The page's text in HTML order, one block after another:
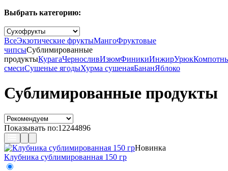
Выбрать категорию:
ВсеЭкзотические фруктыМангоФруктовые
чипсыСублимированные
продуктыКурагаЧерносливИзюмФиникиИнжирУрюк
смесиСушеные ягодыХурма сушенаяБананЯблоко
Сублимированные продукты
Показывать по:12244896
Новинка
Клубника сублимированная 150 гр